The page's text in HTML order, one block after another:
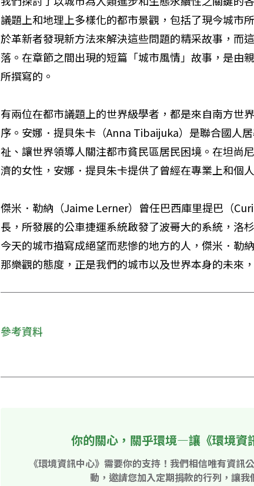
議題上和地理上多樣化的都市景觀，包括了現今城市
於革新者發現新方法來解決這些問題的精采故事，而
落。在章節之間出現的短篇「城市風情」故事，是由
所撰寫的。
有兩位在都市議題上的世界級學者，都是來自南方世
序。安娜．提貝朱卡（Anna Tibaijuka）是聯合國人
祉、讓世界領導人關注都市貧民區居民困境。在坦尚
濟的女性，安娜．提貝朱卡提供了曾經在專業上和個
傑米．勒納（Jaime Lerner）曾任巴西庫里提巴（
長，所發展的公車捷運系統啟發了波哥大的系統，洛
今天的城市描寫成絕望而悲慘的地方的人，傑米．勒
那樂觀的態度，正是我們的城市以及世界本身的未來
參考資料
你的關心，關乎環境—讓《環境資
《環境資訊中心》需要你的支持！我們相信唯有資訊
動，邀請您加入定期捐款的行列，讓我